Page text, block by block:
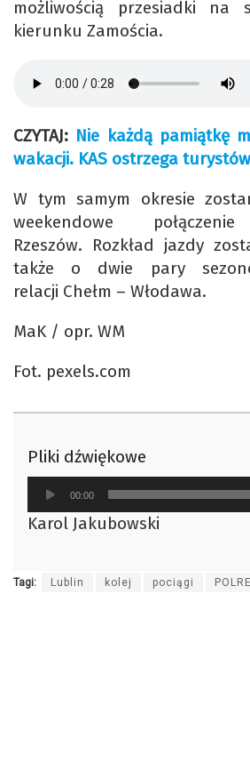
możliwością przesiadki na
kierunku Zamościa.
CZYTAJ: Nie każdą pamiątkę
wakacji. KAS ostrzega turystów
W tym samym okresie
weekendowe
Rzeszów. Rozkład jazdy
także o dwie pary
relacji Chełm – Włodawa.
MaK / opr. WM
Fot. pexels.com
Pliki dźwiękowe
Odtwarzacz
plików
dźwiękowych
00:00
Karol Jakubowski
Tagi: Lublin kolej pociągi